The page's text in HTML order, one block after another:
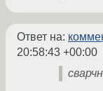
Ответ на:
20:58:43 +00:00